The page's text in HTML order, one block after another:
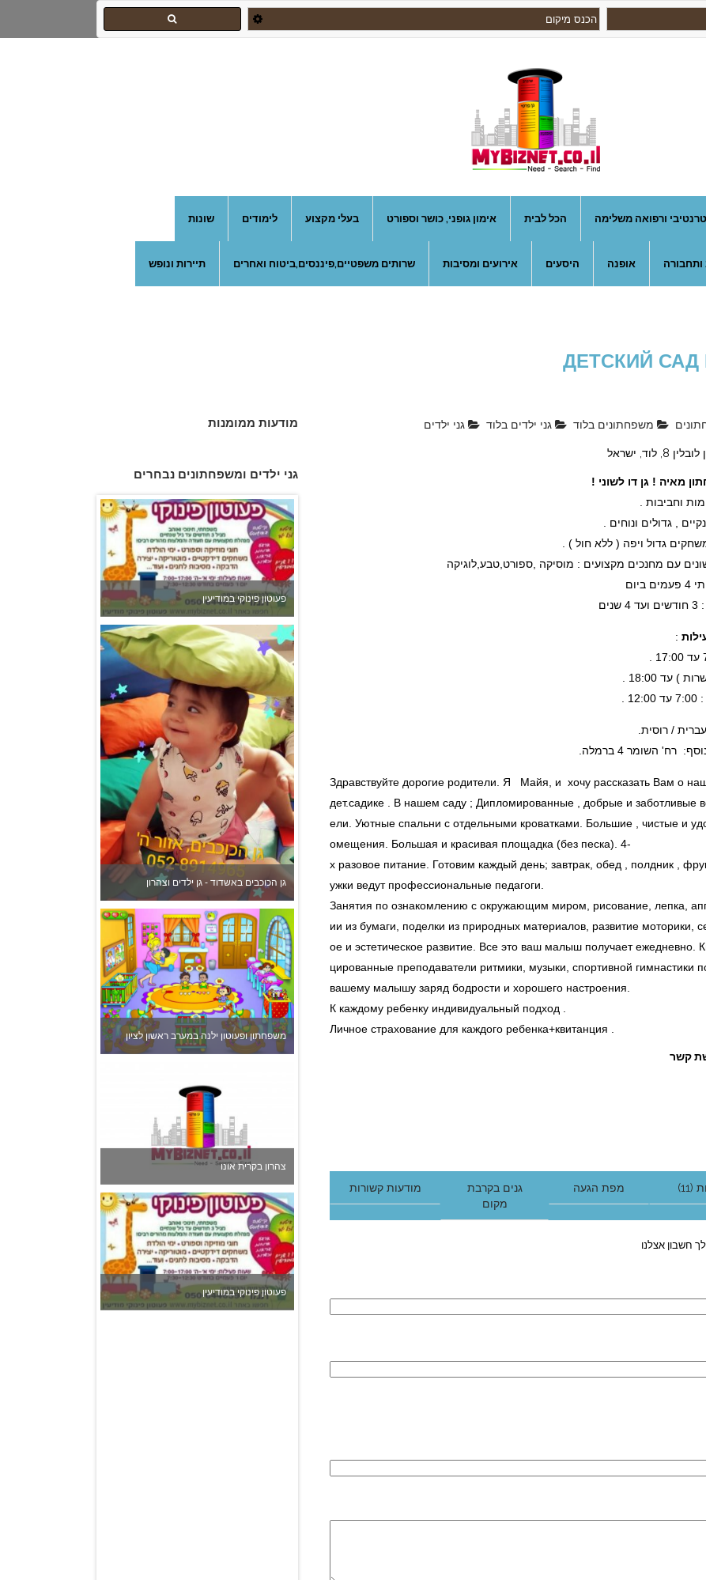
ורפואה משלימה הכל לבית אימון גופני, כושר וספורט בעלי מקצוע לימודים שונות
ותחבורה אופנה היסעים אירועים ומסיבות שרותים משפטיים,פיננסים,ביטוח ואחרים תיירות ונופש
משפחתונים בלוד גני ילדים בלוד גני ילדים
8, לוד, ישראל
מאיה ! גן דו לשוני !
וחביבות .
, גדולים ונוחים .
גדול ויפה ( ללא חול ) .
עם מחנכים מקצועים : מוסיקה ,ספורט,טבע,לוגיקה
ביום
:
) עד 18:00 .
.
/ רוסית.
רח' השומר 4 ברמלה.
Здравствуйте дорогие родители. Я Майя, и хочу рассказать Вам о
дет.садике . В нашем саду ; Дипломированные , добрые и заботливые
ели. Уютные спальни с отдельными кроватками. Большие , чистые и
омещения. Большая и красивая площадка (без песка). 4-
х разовое питание. Готовим каждый день; завтрак, обед , полдник ,
ужки ведут профессиональные педагоги.
Занятия по ознакомлению с окружающим миром, рисование, лепка,
ии из бумаги, поделки из природных материалов, развитие моторики,
ое и эстетическое развитие. Все это ваш малыш получает ежедневно.
цированные преподаватели ритмики, музыки, спортивной гимнастики
вашему малышу заряд бодрости и хорошего настроения.
К каждому ребенку индивидуальный подход .
Личное страхование для каждого ребенка+квитанция .
קשר
(11) מפת הגעה
גנים בקרבת
מקום
מודעות קשורות
חשבון אצלנו
מודעות ממומנות
גני ילדים ומשפחתונים נבחרים
פעוטון פינוקי במודיעין
גן הכוכבים באשדוד - גן ילדים וצהרון
משפחתון ופעוטון ילנה במערב ראשון לציון
צהרון בקרית אונו
פעוטון פינוקי במודיעין